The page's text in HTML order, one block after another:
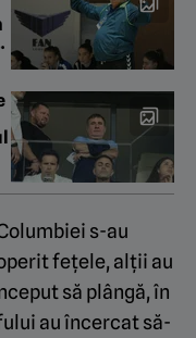
s-au
fețele, alții au
să plângă, în
au încercat să-